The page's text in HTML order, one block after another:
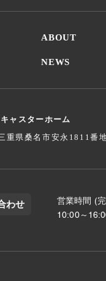
ABOUT
NEWS
ャスターホーム
重県桑名市安永1811番
わせ
営業時間 (
10:00～